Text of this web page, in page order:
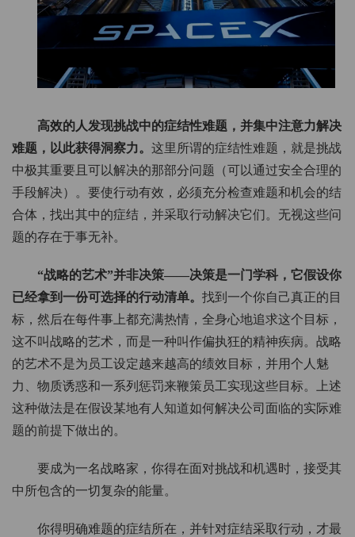
高效的人发现挑战中的症结性难题，并集中注意力解决
难题，以此获得洞察力。 这里所谓的症结性难题，就是挑战
中极其重要且可以解决的那部分问题（可以通过安全合理的
手段解决）。要使行动有效，必须充分检查难题和机会的结
合体，找出其中的症结，并采取行动解决它们。无视这些问
题的存在于事无补。
“战略的艺术”并非决策——决策是一门学科，它假设你
已经拿到一份可选择的行动清单。 找到一个你自己真正的目
标，然后在每件事上都充满热情，全身心地追求这个目标，
这不叫战略的艺术，而是一种叫作偏执狂的精神疾病。战略
的艺术不是为员工设定越来越高的绩效目标，并用个人魅
力、物质诱惑和一系列惩罚来鞭策员工实现这些目标。上述
这种做法是在假设某地有人知道如何解决公司面临的实际难
题的前提下做出的。
要成为一名战略家，你得在面对挑战和机遇时，接受其
中所包含的一切复杂的能量。
你得明确难题的症结所在，并针对症结采取行动，才最